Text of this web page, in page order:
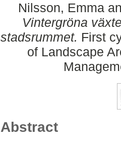
Nilsson, Emma
Vintergröna
stadsrummet. First
of Landscape
Abstract